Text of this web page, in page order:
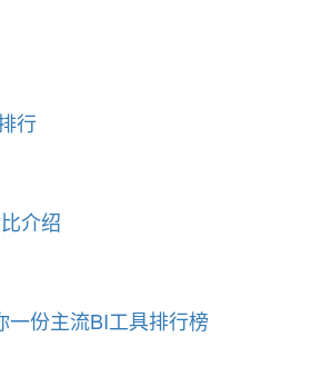
行
介绍
一份主流BI工具排行榜